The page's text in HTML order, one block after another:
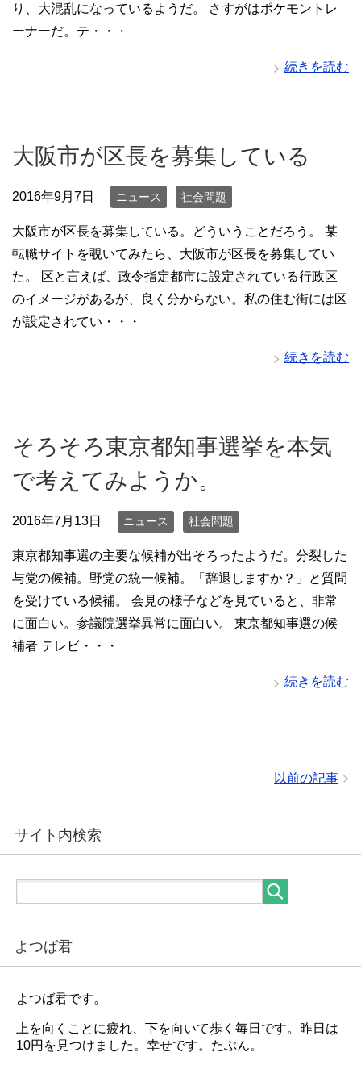
り、大混乱になっているようだ。 さすがはポケモントレ
ーナーだ。テ・・・
続きを読む
大阪市が区長を募集している
2016年9月7日 ニュース 社会問題
大阪市が区長を募集している。どういうことだろう。 某
転職サイトを覗いてみたら、大阪市が区長を募集してい
た。 区と言えば、政令指定都市に設定されている行政区
のイメージがあるが、良く分からない。私の住む街には区
が設定されてい・・・
続きを読む
そろそろ東京都知事選挙を本気
で考えてみようか。
2016年7月13日 ニュース 社会問題
東京都知事選の主要な候補が出そろったようだ。分裂した
与党の候補。野党の統一候補。「辞退しますか？」と質問
を受けている候補。 会見の様子などを見ていると、非常
に面白い。参議院選挙異常に面白い。 東京都知事選の候
補者 テレビ・・・
続きを読む
以前の記事
サイト内検索
よつば君
よつば君です。
上を向くことに疲れ、下を向いて歩く毎日です。昨日は
10円を見つけました。幸せです。たぶん。